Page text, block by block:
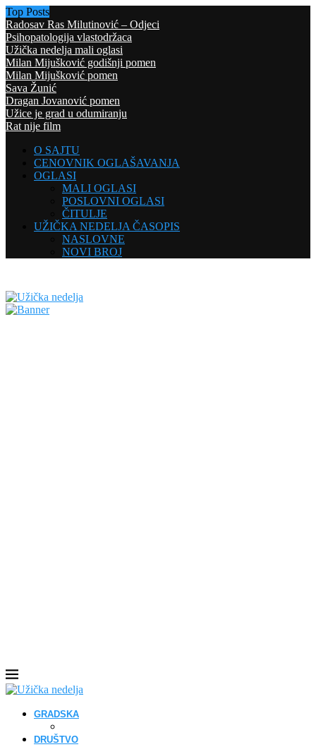
Top Posts
Radosav Ras Milutinović – Odjeci
Psihopatologija vlastodržaca
Užička nedelja mali oglasi
Milan Mijušković godišnji pomen
Milan Mijušković pomen
Sava Žunić
Dragan Jovanović pomen
Užice je grad u odumiranju
Rat nije film
O SAJTU
CENOVNIK OGLAŠAVANJA
OGLASI
MALI OGLASI
POSLOVNI OGLASI
ČITULJE
UŽIČKA NEDELJA ČASOPIS
NASLOVNE
NOVI BROJ
GRADSKA
DRUŠTVO